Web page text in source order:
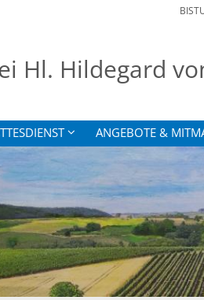
Hl. Hildegard
ANGEBOTE &